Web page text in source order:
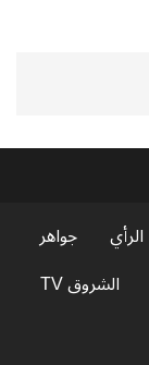
الرأي
جواهر
الشروق TV